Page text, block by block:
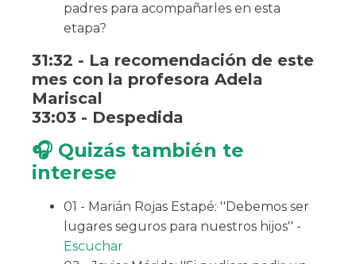
padres para acompañarles en esta
etapa?
31:32 - La recomendación de este
mes con la profesora Adela
Mariscal
33:03 - Despedida
🎧 Quizás también te
interese
01 - Marián Rojas Estapé: ''Debemos ser
lugares seguros para nuestros hijos'' -
Escuchar